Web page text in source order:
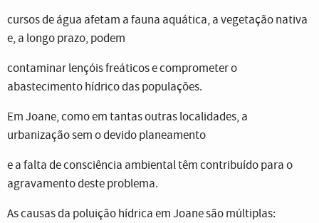
cursos de água afetam a fauna aquática, a vegetação nativa
e, a longo prazo, podem
contaminar lençóis freáticos e comprometer o
abastecimento hídrico das populações.
Em Joane, como em tantas outras localidades, a
urbanização sem o devido planeamento
e a falta de consciência ambiental têm contribuído para o
agravamento deste problema.
As causas da poluição hídrica em Joane são múltiplas: